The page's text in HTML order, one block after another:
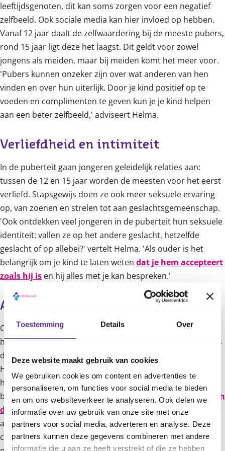
Toestemming Details Over
Deze website maakt gebruik van cookies
We gebruiken cookies om content en advertenties te
personaliseren, om functies voor social media te bieden
en om ons websiteverkeer te analyseren. Ook delen we
informatie over uw gebruik van onze site met onze
partners voor social media, adverteren en analyse. Deze
partners kunnen deze gegevens combineren met andere
informatie die u aan ze heeft verstrekt of die ze hebben
leeftijdsgenoten, dit kan soms zorgen voor een negatief
zelfbeeld. Ook sociale media kan hier invloed op hebben.
Vanaf 12 jaar daalt de zelfwaardering bij de meeste pubers,
rond 15 jaar ligt deze het laagst. Dit geldt voor zowel
jongens als meiden, maar bij meiden komt het meer voor.
'Pubers kunnen onzeker zijn over wat anderen van hen
vinden en over hun uiterlijk. Door je kind positief op te
voeden en complimenten te geven kun je je kind helpen
aan een beter zelfbeeld,' adviseert Helma.
Verliefdheid en intimiteit
In de puberteit gaan jongeren geleidelijk relaties aan:
tussen de 12 en 15 jaar worden de meesten voor het eerst
verliefd. Stapsgewijs doen ze ook meer seksuele ervaring
op, van zoenen en strelen tot aan geslachtsgemeenschap.
'Ook ontdekken veel jongeren in de puberteit hun seksuele
identiteit: vallen ze op het andere geslacht, hetzelfde
geslacht of op allebei?' vertelt Helma. 'Als ouder is het
belangrijk om je kind te laten weten dat je hem accepteert
zoals hij is en hij alles met je kan bespreken.'
Anticonceptie
Ook als je kind nog niet seksueel actief is het belangrijk om
het hier alvast met elkaar over te hebben. 'Anticonceptie is
dan een belangrijk onderwerp om aan te halen,' zegt
Helma. Je kunt vertellen wanneer je zwanger kunt raken en
hoe je kind zich hiertegen kan beschermen. Vertel
bijvoorbeeld overde verschillende voorbehoedsmiddelen
die er zijn. Hierbij is het goed om duidelijk te maken dat er
andere voorbehoedsmiddelen zijn dan de pil, zoals
condooms. Deze beschermen niet alleen tegen een